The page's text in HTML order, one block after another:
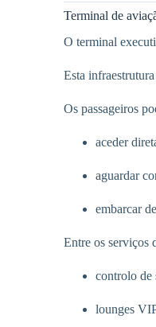
Terminal de
O terminal
Esta
Os passageiros
aceder
aguardar
embarcar
Entre os serviços
controlo de
lounges